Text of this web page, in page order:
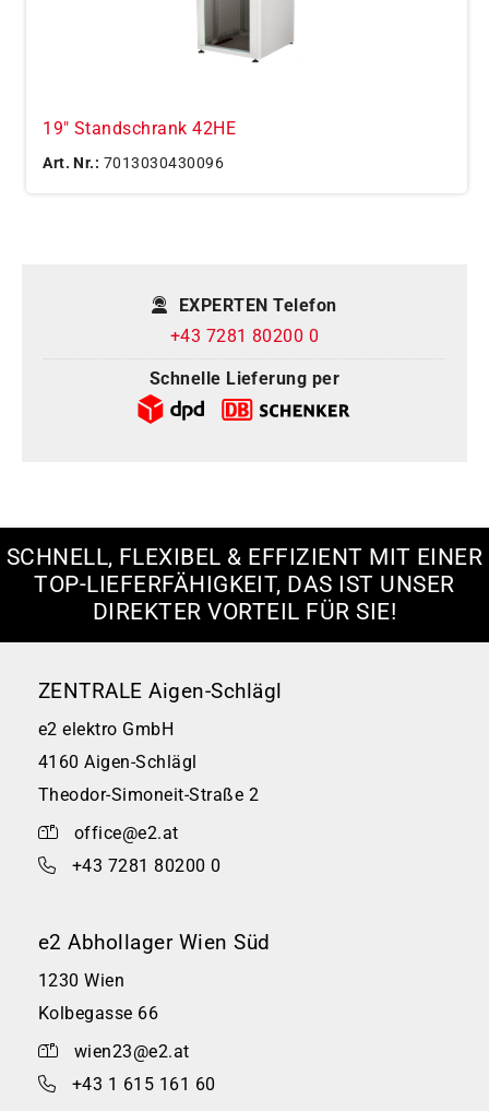
19" Standschrank 42HE
Art. Nr.: 7013030430096
EXPERTEN Telefon
+43 7281 80200 0
Schnelle Lieferung per
SCHNELL, FLEXIBEL & EFFIZIENT MIT EINER
TOP-LIEFERFÄHIGKEIT, DAS IST UNSER
DIREKTER VORTEIL FÜR SIE!
ZENTRALE Aigen-Schlägl
e2 elektro GmbH
4160 Aigen-Schlägl
Theodor-Simoneit-Straße 2
office@e2.at
+43 7281 80200 0
e2 Abhollager Wien Süd
1230 Wien
Kolbegasse 66
wien23@e2.at
+43 1 615 161 60